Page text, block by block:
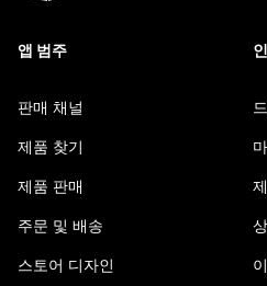
앱 범주
판매 채널
제품 찾기
제품 판매
주문 및 배송
스토어 디자인